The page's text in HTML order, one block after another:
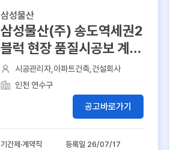
삼성물산
삼성물산(주) 송도역세권2
블럭 현장 품질시공보 계약
직 모집
시공관리자,아파트건축,건설회사
인천 연수구
공고바로가기
기간제·계약직 등록일 26/07/17